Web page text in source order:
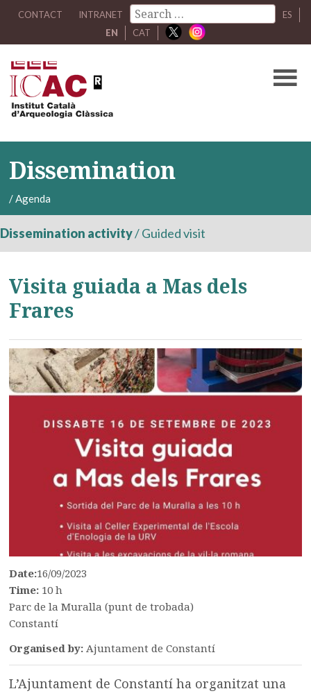
CONTACT INTRANET
ES
EN
CAT
Dissemination
/Agenda
Dissemination activity/Guided visit
Visita guiada a Mas dels
Frares
Date:16/09/2023
Time: 10 h
Parc de la Muralla (punt de trobada)
Constantí
Organised by:Ajuntament de Constantí
L’Ajuntament de Constantí ha organitzat una